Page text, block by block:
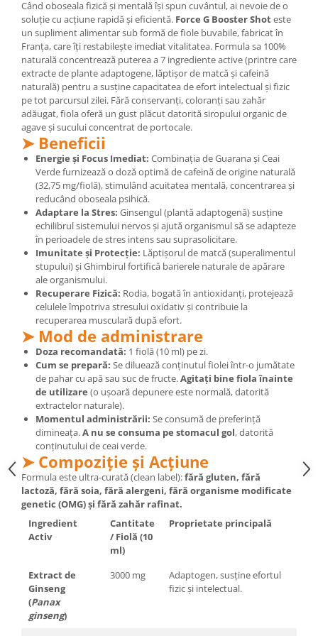
Mary & May
COSRX
BIODANCE
OOTD
Cettua
Haruharu Wonder
Medicube
ARIUL
Dr. Althea
DELLA BORN
Seleniu
Seminte de in
Silimarina
Spirulina
Ulei de cocos
Ulei de peste
Ulei MCT
Vitamina A
Vitamina B
Vitamina C
Vitamina D
Vitamina E
Vitamina K
Cătină
Chlorella
Colina
Electroliti
Produse Apicole
Cacao
Când oboseala fizică și mentală își spun cuvântul, ai nevoie de o
soluție cu acțiune rapidă și eficientă. Force G Booster Shoteste
un supliment alimentar sub formă de fiole buvabile, fabricat în
Franța, care îți restabilește imediat vitalitatea. Formula sa 100%
naturală concentrează puterea a 7 ingrediente active (printre care
extracte de plante adaptogene, lăptișor de matcă și cafeină
naturală) pentru a susține capacitatea de efort intelectual și fizic
pe tot parcursul zilei. Fără conservanți, coloranți sau zahăr
adăugat, fiola oferă un gust plăcut datorită siropului organic de
agave și sucului concentrat de portocale.
➤ Beneficii
Energie și Focus Imediat: Combinația de Guarana și Ceai
Verde furnizează o doză optimă de cafeină de origine naturală
(32,75 mg/fiolă), stimulând acuitatea mentală, concentrarea și
reducând oboseala psihică.
Adaptare la Stres: Ginsengul (plantă adaptogenă) susține
echilibrul sistemului nervos și ajută organismul să se adapteze
în perioadele de stres intens sau suprasolicitare.
Imunitate și Protecție: Lăptișorul de matcă (superalimentul
stupului) și Ghimbirul fortifică barierele naturale de apărare
ale organismului.
Recuperare Fizică: Rodia, bogată în antioxidanți, protejează
celulele împotriva stresului oxidativ și contribuie la
recuperarea musculară după efort.
➤ Mod de administrare
Doza recomandată: 1 fiolă (10 ml) pe zi.
Cum se prepară: Se diluează conținutul fiolei într-o jumătate
de pahar cu apă sau suc de fructe.Agitați bine fiola înainte
de utilizare (o ușoară depunere este normală, datorită
extractelor naturale).
Momentul administrării: Se consumă de preferință
dimineața.A nu se consuma pe stomacul gol, datorită
conținutului de ceai verde.
➤ Compoziție și Acțiune
Formula este ultra-curată (clean label):fără gluten, fără
lactoză, fără soia, fără alergeni, fără organisme modificate
genetic (OMG) și fără zahăr rafinat.
Ingredient
Activ
Cantitate
/ Fiolă (10
ml)
Proprietate principală
Extract de
Ginseng
(Panax
ginseng)
3000 mg
Adaptogen, susține efortul
fizic și intelectual.